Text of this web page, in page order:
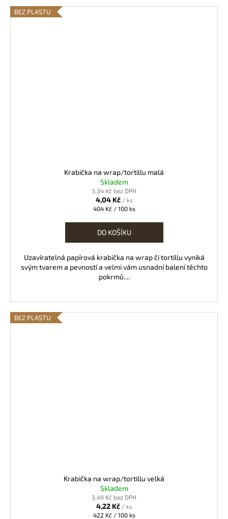
BEZ PLASTU
Krabička na wrap/tortillu malá
Skladem
3,34 Kč bez DPH
4,04 Kč / ks
Měrná
404 Kč / 100 ks
DO KOŠÍKU
Uzavíratelná papírová krabička na wrap či tortillu vyniká
svým tvarem a pevností a velmi vám usnadní balení těchto
pokrmů....
BEZ PLASTU
Krabička na wrap/tortillu velká
Skladem
3,49 Kč bez DPH
4,22 Kč / ks
Měrná
422 Kč / 100 ks